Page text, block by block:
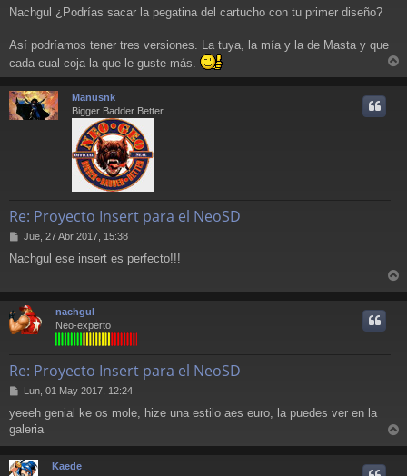
Nachgul ¿Podrías sacar la pegatina del cartucho con tu primer diseño?
Así podríamos tener tres versiones. La tuya, la mía y la de Masta y que
cada cual coja la que le guste más.
r
Manusnk
Bigger Badder Better
Re: Proyecto Insert para el NeoSD
M
n
a
e
Jue, 27 Abr 2017, 15:38
Nachgul ese insert es perfecto!!!
r
nachgul
Neo-experto
Re: Proyecto Insert para el NeoSD
M
n
s
a
j
e
Lun, 01 May 2017, 12:24
yeeeh genial ke os mole, hize una estilo aes euro, la puedes ver en la
galeria
r
Kaede